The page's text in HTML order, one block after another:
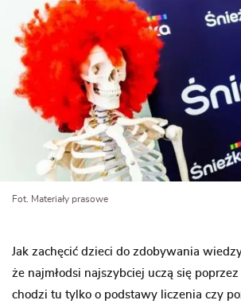
Fot. Materiały prasowe
Jak zachęcić dzieci do zdobywania
że najmłodsi najszybciej uczą się
chodzi tu tylko o podstawy liczenia czy